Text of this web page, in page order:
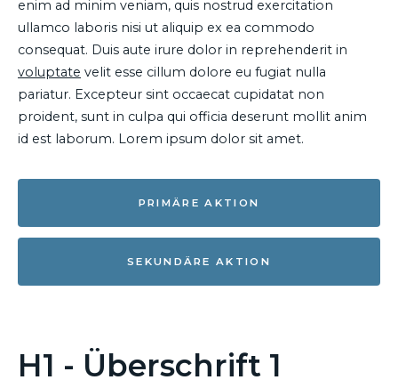
enim ad minim veniam, quis nostrud exercitation
ullamco laboris nisi ut aliquip ex ea commodo
consequat. Duis aute irure dolor in reprehenderit in
voluptate velit esse cillum dolore eu fugiat nulla
pariatur. Excepteur sint occaecat cupidatat non
proident, sunt in culpa qui officia deserunt mollit anim
id est laborum. Lorem ipsum dolor sit amet.
PRIMÄRE AKTION
SEKUNDÄRE AKTION
H1 - Überschrift 1